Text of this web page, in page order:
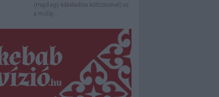
(majd egy kábeladóra költözésével) ez
a műfaj...